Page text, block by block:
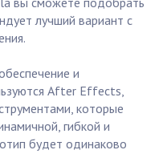
лучший вариант с
и
After Effects,
которые
гибкой и
будет одинаково